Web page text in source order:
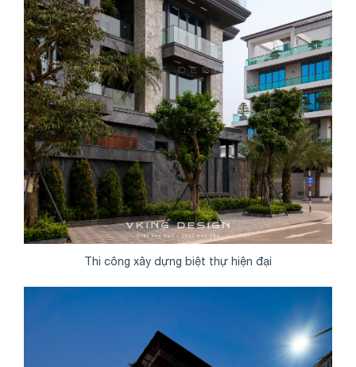
Thi công xây dựng biệt thự hiện đại